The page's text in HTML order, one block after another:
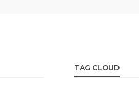
TAG CLOUD